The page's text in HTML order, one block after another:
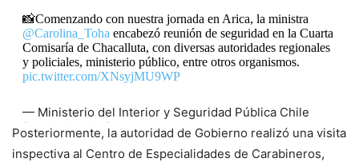
📸Comenzando con nuestra jornada en Arica, la ministra
@Carolina_Toha encabezó reunión de seguridad en la Cuarta
Comisaría de Chacalluta, con diversas autoridades regionales
y policiales, ministerio público, entre otros organismos.
pic.twitter.com/XNsyjMU9WP
— Ministerio del Interior y Seguridad Pública Chile
(@min_interior)November 28, 2023
Posteriormente, la autoridad de Gobierno realizó una visita
inspectiva al Centro de Especialidades de Carabineros,